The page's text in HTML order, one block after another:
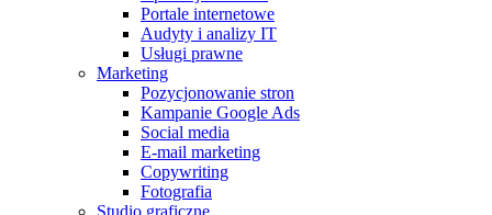
Portale internetowe
Audyty i analizy IT
Usługi prawne
Marketing
Pozycjonowanie stron
Kampanie Google Ads
Social media
E-mail marketing
Copywriting
Fotografia
Studio graficzne